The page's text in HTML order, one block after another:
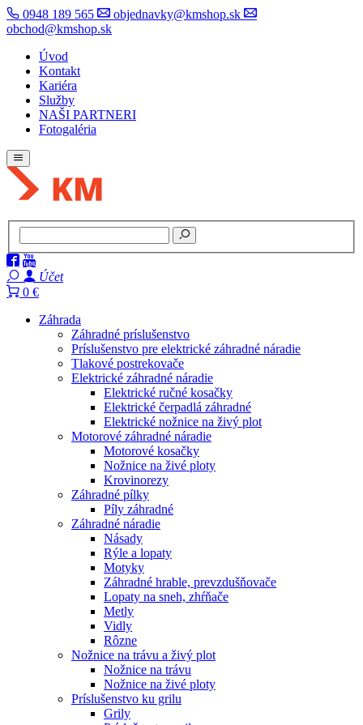
0948 189 565
objednavky@kmshop.sk
obchod@kmshop.sk
Úvod
Kontakt
Kariéra
Služby
NAŠI PARTNERI
Fotogaléria
Účet
0 €
Záhrada
Záhradné príslušenstvo
Príslušenstvo pre elektrické záhradné náradie
Tlakové postrekovače
Elektrické záhradné náradie
Elektrické ručné kosačky
Elektrické čerpadlá záhradné
Elektrické nožnice na živý plot
Motorové záhradné náradie
Motorové kosačky
Nožnice na živé ploty
Krovinorezy
Záhradné pílky
Píly záhradné
Záhradné náradie
Násady
Rýle a lopaty
Motyky
Záhradné hrable, prevzdušňovače
Lopaty na sneh, zhŕňače
Metly
Vidly
Rôzne
Nožnice na trávu a živý plot
Nožnice na trávu
Nožnice na živé ploty
Príslušenstvo ku grilu
Grily